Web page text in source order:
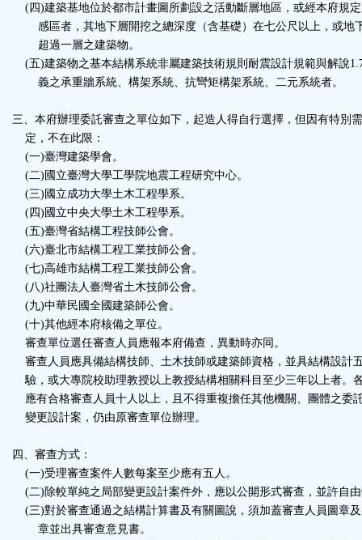
(四)建築基地位於都市計畫圖所劃設之活動斷層地區，或經本府規
感區者，其地下層開挖之總深度（含基礎）在七公尺以上，或地
超過一層之建築物。
(五)建築物之基本結構系統非屬建築技術規則耐震設計規範與解說
義之承重牆系統、構架系統、抗彎矩構架系統、二元系統者。
三、本府辦理委託審查之單位如下，起造人得自行選擇，但因有特別
定，不在此限：
(一)臺灣建築學會。
(二)國立臺灣大學工學院地震工程研究中心。
(三)國立成功大學土木工程學系。
(四)國立中央大學土木工程學系。
(五)臺灣省結構工程技師公會。
(六)臺北市結構工程工業技師公會。
(七)高雄市結構工程工業技師公會。
(八)社團法人臺灣省土木技師公會。
(九)中華民國全國建築師公會。
(十)其他經本府核備之單位。
審查單位選任審查人員應報本府備查，異動時亦同。
審查人員應具備結構技師、土木技師或建築師資格，並具結構設計
驗，或大專院校助理教授以上教授結構相關科目至少三年以上者。
應有合格審查人員十人以上，且不得重複擔任其他機關、團體之委
變更設計案，仍由原審查單位辦理。
四、審查方式：
(一)受理審查案件人數每案至少應有五人。
(二)除較單純之局部變更設計案件外，應以公開形式審查，並許自
(三)對於審查通過之結構計算書及有關圖說，須加蓋審查人員圖章
章並出具審查意見書。